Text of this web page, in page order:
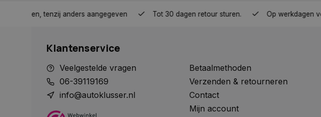
tenzij anders aangegeven Tot 30 dagen retour sturen. Op werkdagen voor
Klantenservice
Veelgestelde vragen
06-39119169
info@autoklusser.nl
Betaalmethoden
Verzenden & retourneren
Contact
Mijn account
__cf_bm